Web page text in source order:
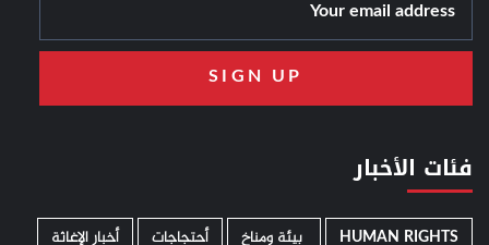
فئات الأخبار
HUMAN RIGHTS ­ بيئة ومناخ أحتجاجات
أخبار الإغاثة